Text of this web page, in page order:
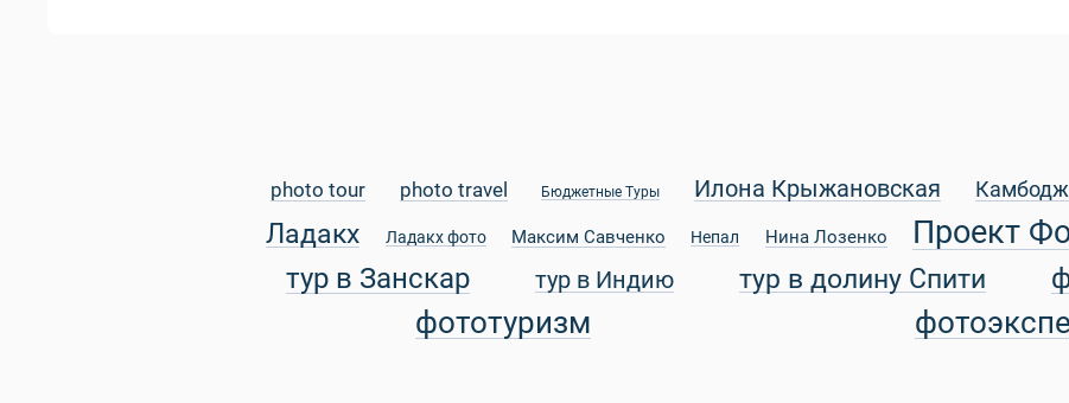
photo tour photo travel Бюджетные Туры Илона Крыжановская
Ладакх Ладакх фото Максим Савченко Непал Нина Лозенко Проект
тур в Занскар тур в Индию тур в долину Спити
фототуризм